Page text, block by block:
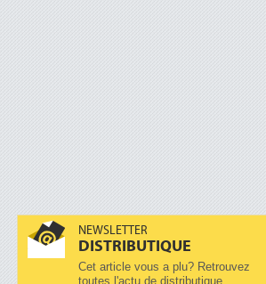
NEWSLETTER
DISTRIBUTIQUE
Cet article vous a plu? Retrouvez
toutes l'actu de distributique